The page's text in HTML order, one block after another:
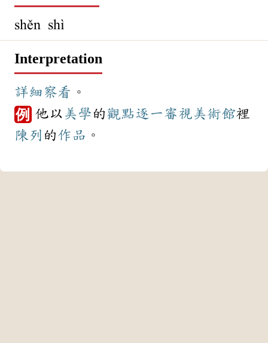
shěn shì
Interpretation
詳細 察看 。
例 他以 美學 的觀點逐一審視美術館裡
陳列 的作品 。